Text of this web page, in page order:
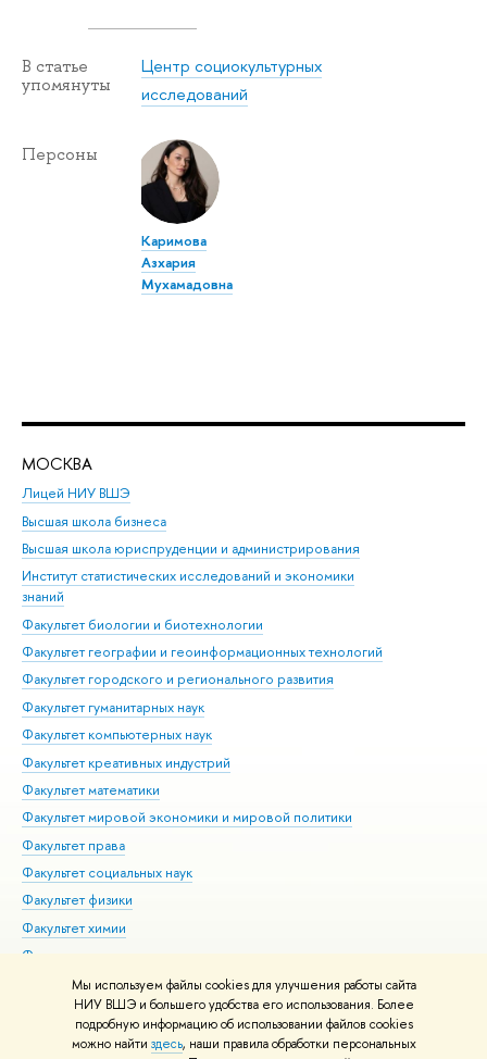
Мы используем файлы cookies для улучшения работы сайта
НИУ ВШЭ и большего удобства его использования. Более
подробную информацию об использовании файлов cookies
можно найти здесь, наши правила обработки персональных
В статье
упомянуты
Центр социокультурных
исследований
Персоны
Каримова
Азхария
Мухамадовна
МОСКВА
Лицей НИУ ВШЭ
Высшая школа бизнеса
Высшая школа юриспруденции и администрирования
Институт статистических исследований и экономики
знаний
Факультет биологии и биотехнологии
Факультет географии и геоинформационных технологий
Факультет городского и регионального развития
Факультет гуманитарных наук
Факультет компьютерных наук
Факультет креативных индустрий
Факультет математики
Факультет мировой экономики и мировой политики
Факультет права
Факультет социальных наук
Факультет физики
Факультет химии
Факультет экономических наук
Международный институт экономики и финансов
Московский институт электроники и математики им. А.Н.
Тихонова